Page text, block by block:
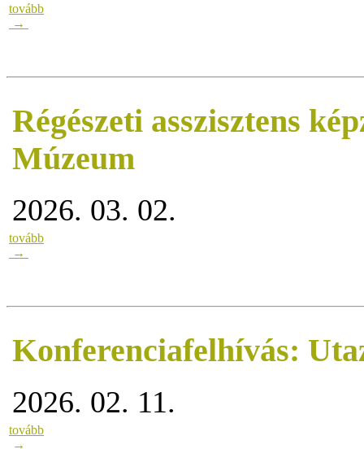
tovább
→
Régészeti asszisztens
Múzeum
2026. 03. 02.
tovább
→
Konferenciafelhívás:
2026. 02. 11.
tovább
→